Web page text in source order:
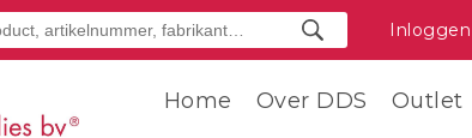
Inloggen
Home Over DDS Outlet